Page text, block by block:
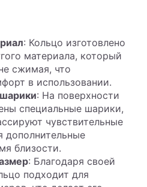
: Кольцо изготовлено
материала, который
сжимая, что
в использовании.
: На поверхности
специальные шарики,
чувствительные
дополнительные
близости.
: Благодаря своей
подходит для